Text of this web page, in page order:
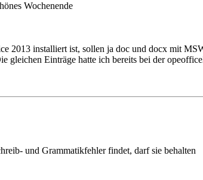
Wochenende
2013 installiert ist, sollen ja doc und docx mit
gleichen Einträge hatte ich bereits bei der
und Grammatikfehler findet, darf sie behalten